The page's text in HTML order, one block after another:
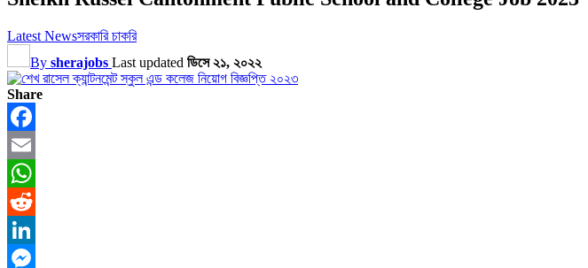
Latest Newsসরকারি চাকরি
By sherajobs Last updated ডিসে ২১, ২০২২
Share
Facebook
Email
WhatsApp
Reddit
LinkedIn